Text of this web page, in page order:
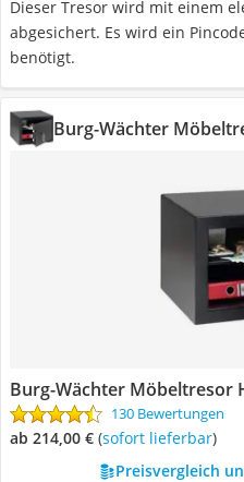
Dieser Tresor wird mit einem
abgesichert. Es wird ein
benötigt.
Burg-Wächter
Burg-Wächter Möbeltresor
130 Bewertungen
ab 214,00 € ( Sofort lieferbar)
Preisvergleich